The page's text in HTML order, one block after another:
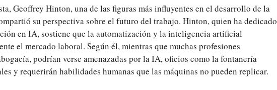
Geoffrey Hinton, una de las figuras más influyentes en el desarrollo de la
su perspectiva sobre el futuro del trabajo. Hinton, quien ha dedicado
en IA, sostiene que la automatización y la inteligencia artificial
el mercado laboral. Según él, mientras que muchas profesiones
podrían verse amenazadas por la IA, oficios como la fontanería
y requerirán habilidades humanas que las máquinas no pueden replicar.